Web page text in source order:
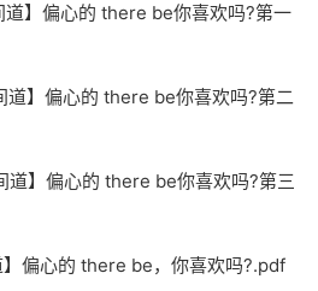
道】偏心的 there be你喜欢吗?第一
道】偏心的 there be你喜欢吗?第二
道】偏心的 there be你喜欢吗?第三
】偏心的 there be，你喜欢吗?.pdf